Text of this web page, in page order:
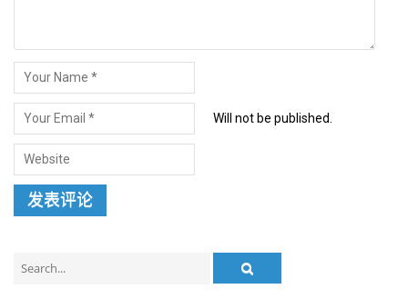
Will not be published.
for: